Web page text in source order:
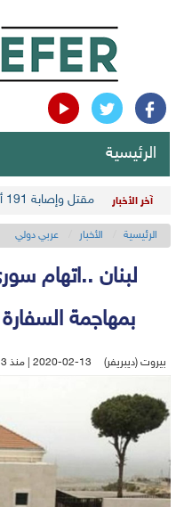
الرئيسية
آخر الأخبار مقتل وإصابة 191 ألف مدني لأسباب مباشرة وغير مباشرة في أحدث حصيلة حوثية
الرئيسية الأخبار عربي دولي
بمهاجمة
بيروت (ديبريفر) 2020-02-13 | منذ 3 سنة